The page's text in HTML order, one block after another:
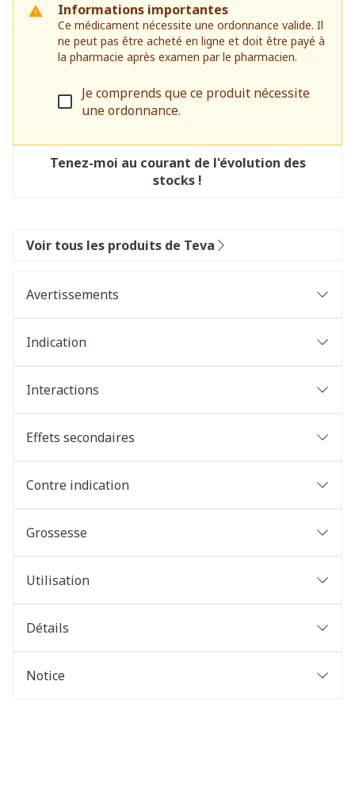
Informations importantes
Ce médicament nécessite une ordonnance valide. Il
ne peut pas être acheté en ligne et doit être payé à
la pharmacie après examen par le pharmacien.
Je comprends que ce produit nécessite
une ordonnance.
Tenez-moi au courant de l'évolution des
stocks !
Voir tous les produits de Teva
Avertissements
Indication
Interactions
Effets secondaires
Contre indication
Grossesse
Utilisation
Détails
Notice